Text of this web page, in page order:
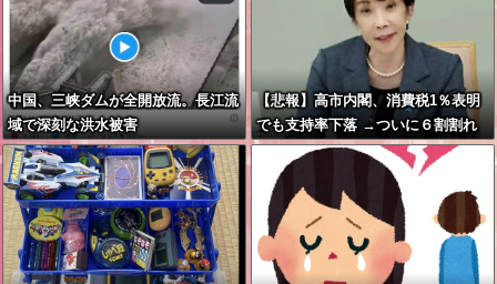
中国、三峡ダムが全開放流。長江流
域で深刻な洪水被害
【悲報】高市内閣、消費税1％表明
でも支持率下落 →ついに６割割れ